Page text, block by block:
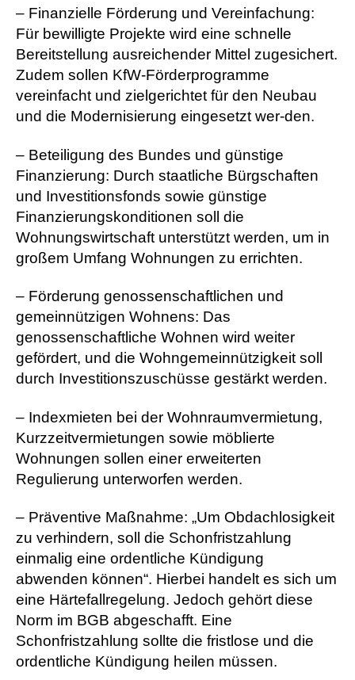
– Finanzielle Förderung und Vereinfachung:
Für bewilligte Projekte wird eine schnelle
Bereitstellung ausreichender Mittel zugesichert.
Zudem sollen KfW-Förderprogramme
vereinfacht und zielgerichtet für den Neubau
und die Modernisierung eingesetzt wer-den.
– Beteiligung des Bundes und günstige
Finanzierung: Durch staatliche Bürgschaften
und Investitionsfonds sowie günstige
Finanzierungskonditionen soll die
Wohnungswirtschaft unterstützt werden, um in
großem Umfang Wohnungen zu errichten.
– Förderung genossenschaftlichen und
gemeinnützigen Wohnens: Das
genossenschaftliche Wohnen wird weiter
gefördert, und die Wohngemeinnützigkeit soll
durch Investitionszuschüsse gestärkt werden.
– Indexmieten bei der Wohnraumvermietung,
Kurzzeitvermietungen sowie möblierte
Wohnungen sollen einer erweiterten
Regulierung unterworfen werden.
– Präventive Maßnahme: „Um Obdachlosigkeit
zu verhindern, soll die Schonfristzahlung
einmalig eine ordentliche Kündigung
abwenden können“. Hierbei handelt es sich um
eine Härtefallregelung. Jedoch gehört diese
Norm im BGB abgeschafft. Eine
Schonfristzahlung sollte die fristlose und die
ordentliche Kündigung heilen müssen.